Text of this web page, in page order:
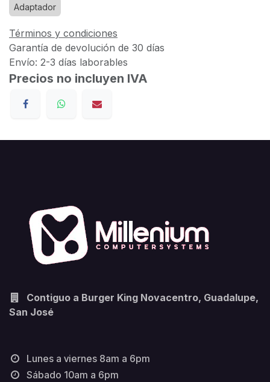
Adaptador
Términos y condiciones
Garantía de devolución de 30 días
Envío: 2-3 días laborables
Precios no incluyen IVA
Contiguo a Burger King Novacentro, Guadalupe,
San José
Lunes a viernes 8am a 6pm
Sábado 10am a 6pm